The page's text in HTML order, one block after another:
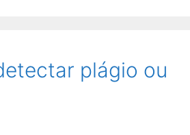
plágio ou